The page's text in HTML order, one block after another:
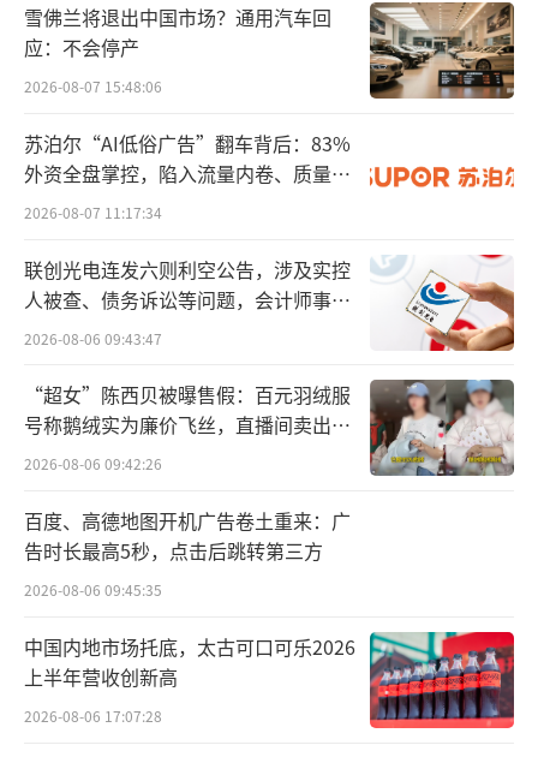
夜组织全省执法力量，截至3月15日15时，共出
动执法人员2328人次，检查美宜佳店铺6325
户，查处涉烟违法案件306宗，查获非法卷烟13
9.99万支。东莞市市场监管局联合公安、烟草
部门约谈美宜佳公司，责成其全面清理违法卷
烟，完善门店管控机制。12313烟草市场监管热
线表示，将加大不定时突击检查力度，鼓励消
费者举报售假行为。
从行业地位来看，美宜佳已连续多年位居
中国连锁便利店TOP10前列，2024年排名升至
第9位，门店规模持续领跑全国。
部主要通过向加盟店供应商品赚取批发差价，
而非参与销售分成，这种模式助力其快速扩
张，但也为门店管控带来挑战。在业内人士看
来，此次假烟事件的核心诱因之一，或是烟草
制品作为专卖商品未纳入总部供应链体系，导
致监管存在盲区。
雪佛兰将退出中国市场？通用汽车回
应：不会停产
2026-08-07 15:48:06
苏泊尔“AI低俗广告”翻车背后：83%
外资全盘掌控，陷入流量内卷、质量频
发的负循环
2026-08-07 11:17:34
联创光电连发六则利空公告，涉及实控
人被查、债务诉讼等问题，会计师事务
所曾出具“保留意见”
2026-08-06 09:43:47
“超女”陈西贝被曝售假：百元羽绒服
号称鹅绒实为廉价飞丝，直播间卖出超
百万元
2026-08-06 09:42:26
百度、高德地图开机广告卷土重来：广
告时长最高5秒，点击后跳转第三方
2026-08-06 09:45:35
中国内地市场托底，太古可口可乐2026
上半年营收创新高
2026-08-06 17:07:28